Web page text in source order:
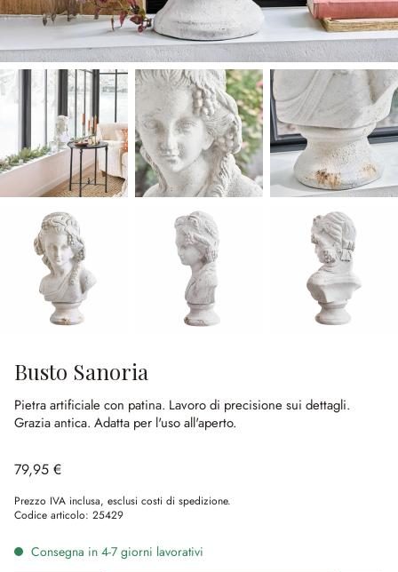
Busto Sanoria
Pietra artificiale con patina. Lavoro di precisione sui dettagli.
Grazia antica. Adatta per l'uso all'aperto.
79,95 €
Prezzo IVA inclusa, esclusi costi di spedizione.
Codice articolo: 25429
Consegna in 4-7 giorni lavorativi